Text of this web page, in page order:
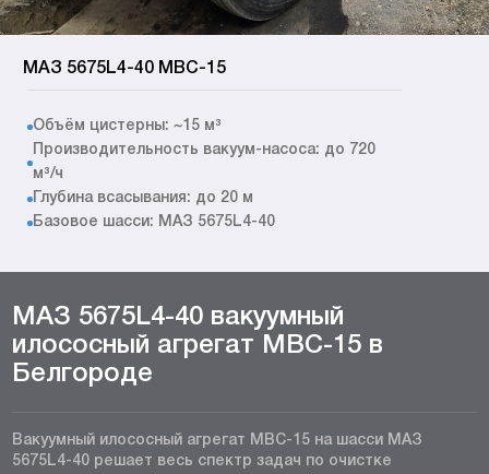
МАЗ 5675L4-40 МВС-15
Объём цистерны: ~15 м³
Производительность вакуум-насоса: до 720
м³/ч
Глубина всасывания: до 20 м
Базовое шасси: МАЗ 5675L4-40
МАЗ 5675L4-40 вакуумный
илососный агрегат МВС-15 в
Белгороде
Вакуумный илососный агрегат МВС-15 на шасси МАЗ
5675L4-40 решает весь спектр задач по очистке